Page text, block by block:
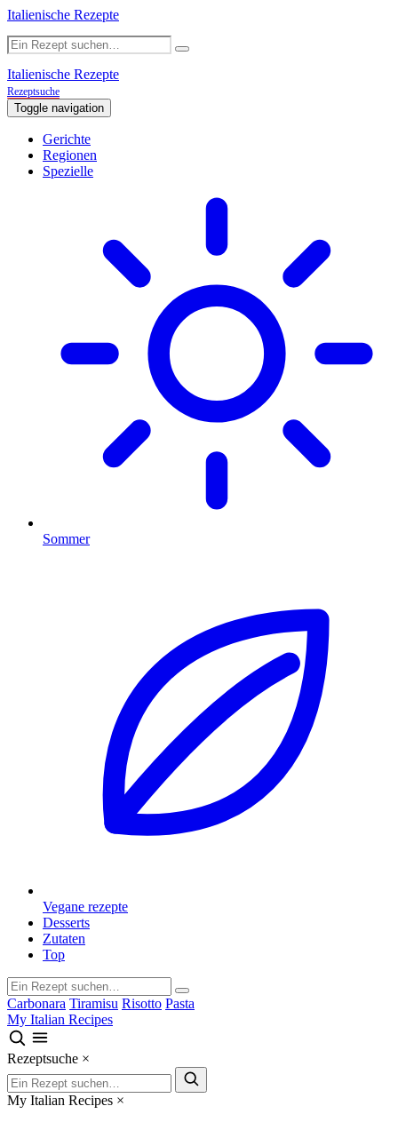
Italienische Rezepte
Italienische Rezepte
Rezeptsuche
Toggle navigation
Gerichte
Regionen
Spezielle
Sommer
Vegane rezepte
Desserts
Zutaten
Top
Carbonara Tiramisu Risotto Pasta
My Italian Recipes
Rezeptsuche ×
My Italian Recipes ×